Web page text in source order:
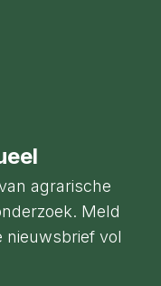
agrarische
Meld
nieuwsbrief vol